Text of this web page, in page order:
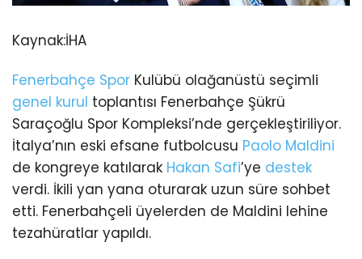
Kaynak:İHA
Fenerbahçe Spor Kulübü olağanüstü seçimli
genel kurul toplantısı Fenerbahçe Şükrü
Saraçoğlu Spor Kompleksi’nde gerçekleştiriliyor.
İtalya’nın eski efsane futbolcusu Paolo Maldini
de kongreye katılarak Hakan Safi’ye destek
verdi. İkili yan yana oturarak uzun süre sohbet
etti. Fenerbahçeli üyelerden de Maldini lehine
tezahüratlar yapıldı.